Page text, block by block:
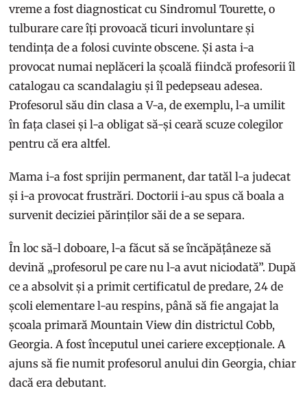
vreme a fost diagnosticat cu Sindromul Tourette, o
tulburare care îți provoacă ticuri involuntare și
tendința de a folosi cuvinte obscene. Și asta i-a
provocat numai neplăceri la școală fiindcă profesorii îl
catalogau ca scandalagiu și îl pedepseau adesea.
Profesorul său din clasa a V-a, de exemplu, l-a umilit
în fața clasei și l-a obligat să-și ceară scuze colegilor
pentru că era altfel.
Mama i-a fost sprijin permanent, dar tatăl l-a judecat
și i-a provocat frustrări. Doctorii i-au spus că boala a
survenit deciziei părinților săi de a se separa.
În loc să-l doboare, l-a făcut să se încăpățâneze să
devină „profesorul pe care nu l-a avut niciodată”. După
ce a absolvit și a primit certificatul de predare, 24 de
școli elementare l-au respins, până să fie angajat la
școala primară Mountain View din districtul Cobb,
Georgia. A fost începutul unei cariere excepționale. A
ajuns să fie numit profesorul anului din Georgia, chiar
dacă era debutant.